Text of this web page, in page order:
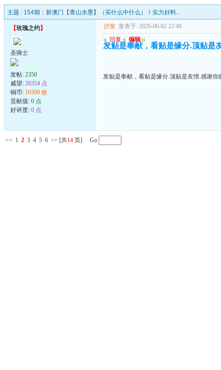
主题 : 154期：新澳门【青山水墨】（买什么中什么）！实力好料..
【玫瑰之约】
圣骑士
发帖: 2350
威望: 20354 点
铜币: 10309 枚
贡献值: 0 点
好评度: 0 点
沙发 发表于: 2026-06-02 22:48
u 回复 u 编辑 u
发贴是奉献，看贴是缘分.顶贴是
发贴是奉献，看贴是缘分.顶贴是友情.感谢你
<< 1 2 3 4 5 6 >> [共14 页] Go